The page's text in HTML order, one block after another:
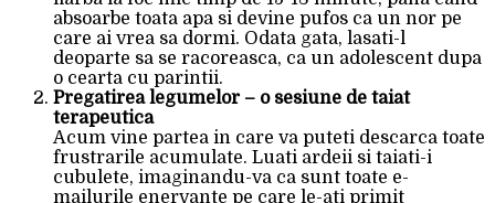
absoarbe toata apa si devine pufos ca un nor pe
care ai vrea sa dormi. Odata gata, lasati-l
deoparte sa se racoreasca, ca un adolescent dupa
o cearta cu parintii.
Pregatirea legumelor – o sesiune de taiat
terapeutica
Acum vine partea in care va puteti descarca toate
frustrarile acumulate. Luati ardeii si taiati-i
cubulete, imaginandu-va ca sunt toate e-
mailurile enervante pe care le-ati primit